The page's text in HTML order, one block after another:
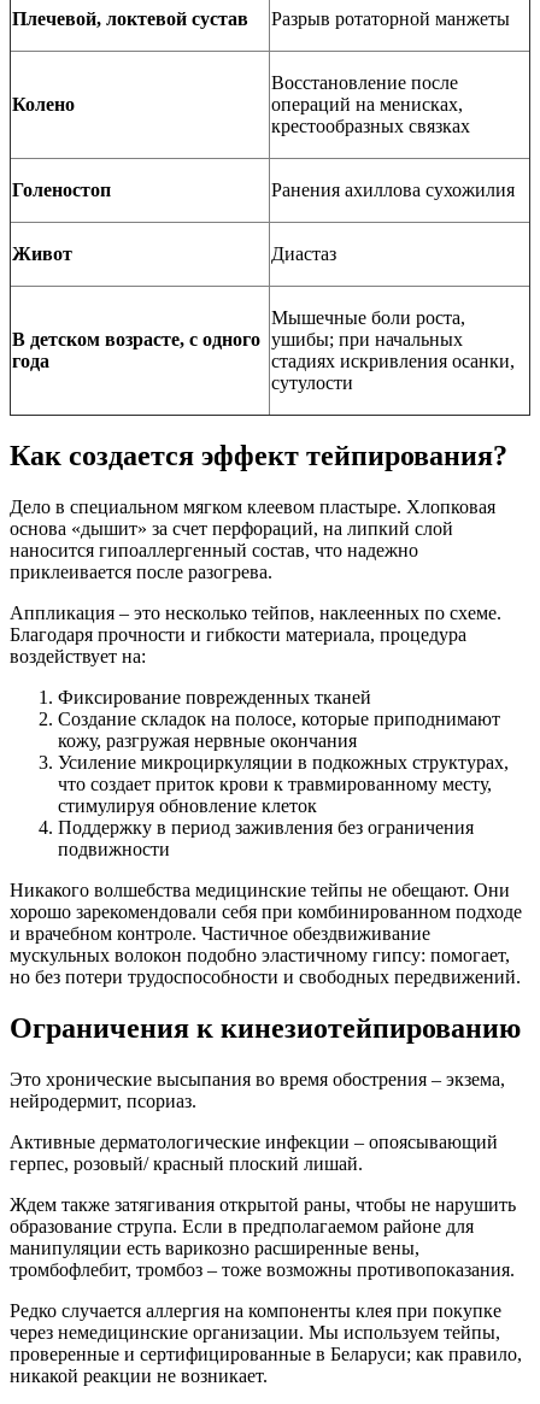
Плечевой, локтевой сустав Разрыв ротаторной манжеты
Колено
Восстановление после
операций на менисках,
крестообразных связках
Голеностоп Ранения ахиллова сухожилия
Живот Диастаз
В детском возрасте, с одного
года
Мышечные боли роста,
ушибы; при начальных
стадиях искривления осанки,
сутулости
Как создается эффект тейпирования?
Дело в специальном мягком клеевом пластыре. Хлопковая
основа «дышит» за счет перфораций, на липкий слой
наносится гипоаллергенный состав, что надежно
приклеивается после разогрева.
Аппликация – это несколько тейпов, наклеенных по схеме.
Благодаря прочности и гибкости материала, процедура
воздействует на:
Фиксирование поврежденных тканей
Создание складок на полосе, которые приподнимают
кожу, разгружая нервные окончания
Усиление микроциркуляции в подкожных структурах,
что создает приток крови к травмированному месту,
стимулируя обновление клеток
Поддержку в период заживления без ограничения
подвижности
Никакого волшебства медицинские тейпы не обещают. Они
хорошо зарекомендовали себя при комбинированном подходе
и врачебном контроле. Частичное обездвиживание
мускульных волокон подобно эластичному гипсу: помогает,
но без потери трудоспособности и свободных передвижений.
Ограничения к кинезиотейпированию
Это хронические высыпания во время обострения – экзема,
нейродермит, псориаз.
Активные дерматологические инфекции – опоясывающий
герпес, розовый/ красный плоский лишай.
Ждем также затягивания открытой раны, чтобы не нарушить
образование струпа. Если в предполагаемом районе для
манипуляции есть варикозно расширенные вены,
тромбофлебит, тромбоз – тоже возможны противопоказания.
Редко случается аллергия на компоненты клея при покупке
через немедицинские организации. Мы используем тейпы,
проверенные и сертифицированные в Беларуси; как правило,
никакой реакции не возникает.